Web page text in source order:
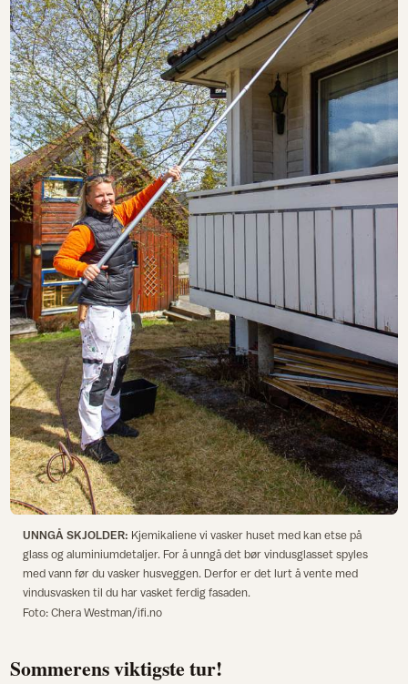
UNNGÅ SKJOLDER: Kjemikaliene vi vasker huset med kan etse på
glass og aluminiumdetaljer. For å unngå det bør vindusglasset spyles
med vann før du vasker husveggen. Derfor er det lurt å vente med
vindusvasken til du har vasket ferdig fasaden.
Foto: Chera Westman/ifi.no
Sommerens viktigste tur!